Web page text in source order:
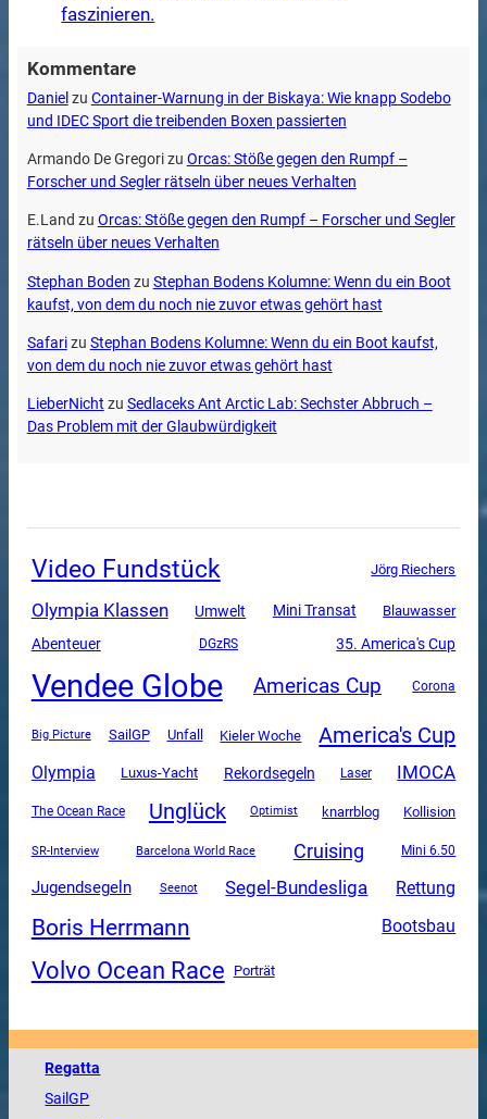
faszinieren.
Kommentare
Daniel zu Container-Warnung in der Biskaya: Wie knapp Sodebo
und IDEC Sport die treibenden Boxen passierten
Armando De Gregorizu Orcas: Stöße gegen den Rumpf –
Forscher und Segler rätseln über neues Verhalten
E.Land zu Orcas: Stöße gegen den Rumpf – Forscher und Segler
rätseln über neues Verhalten
Stephan Boden zu Stephan Bodens Kolumne: Wenn du ein Boot
kaufst, von dem du noch nie zuvor etwas gehört hast
Safarizu Stephan Bodens Kolumne: Wenn du ein Boot kaufst,
von dem du noch nie zuvor etwas gehört hast
LieberNicht zu Sedlaceks Ant Arctic Lab: Sechster Abbruch –
Das Problem mit der Glaubwürdigkeit
Video Fundstück Jörg Riechers
Olympia Klassen Umwelt Mini Transat Blauwasser
Abenteuer DGzRS 35. America's Cup
Vendee Globe Americas Cup Corona
Big Picture SailGP Unfall Kieler Woche America's Cup
Olympia Luxus-Yacht Rekordsegeln Laser IMOCA
The Ocean Race Unglück Optimist knarrblog Kollision
SR-Interview Barcelona World Race Cruising Mini 6.50
Jugendsegeln Seenot Segel-Bundesliga Rettung
Boris Herrmann Bootsbau
Volvo Ocean Race Porträt
Regatta
SailGP